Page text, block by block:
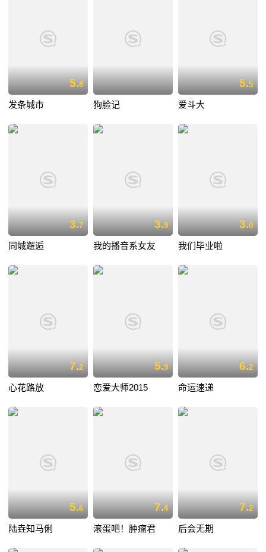
5.8
发条城市 狗脸记
5.5
爱斗大
3.7
同城邂逅
3.9
我的播音系女友
3.0
我们毕业啦
7.2
心花路放
5.9
恋爱大师2015
6.2
命运速递
5.6
陆垚知马俐
7.4
滚蛋吧！肿瘤君
7.2
后会无期